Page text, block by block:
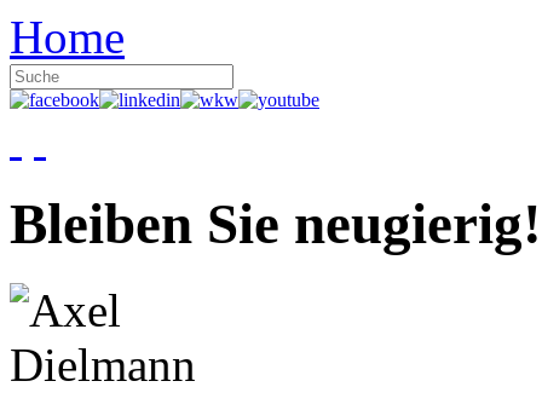
Home
Bleiben Sie neugierig!